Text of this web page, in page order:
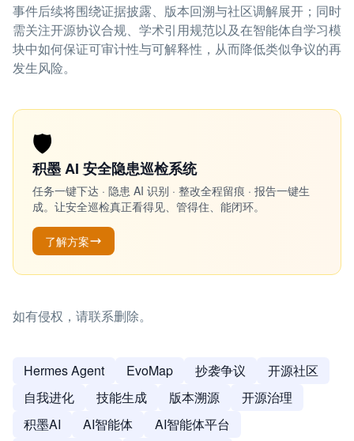
事件后续将围绕证据披露、版本回溯与社区调解展开；同时
需关注开源协议合规、学术引用规范以及在智能体自学习模
块中如何保证可审计性与可解释性，从而降低类似争议的再
发生风险。
🛡️
积墨 AI 安全隐患巡检系统
任务一键下达 · 隐患 AI 识别 · 整改全程留痕 · 报告一键生
成。让安全巡检真正看得见、管得住、能闭环。
了解方案
如有侵权，请联系删除。
Hermes Agent EvoMap 抄袭争议
开源社区
自我进化
技能生成 版本溯源
开源治理
积墨AI
AI智能体
AI智能体平台